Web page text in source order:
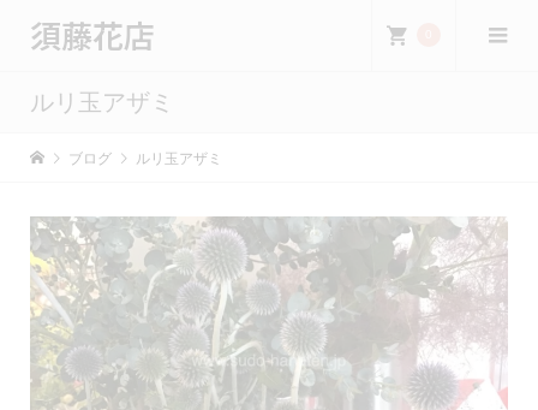
須藤花店
ルリ玉アザミ
ブログ ルリ玉アザミ